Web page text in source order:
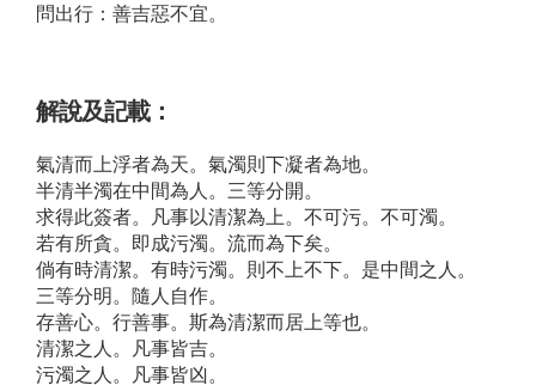
問出行：善吉惡不宜。
解說及記載：
氣清而上浮者為天。氣濁則下凝者為地。
半清半濁在中間為人。三等分開。
求得此簽者。凡事以清潔為上。不可污。不可濁。
若有所貪。即成污濁。流而為下矣。
倘有時清潔。有時污濁。則不上不下。是中間之人。
三等分明。隨人自作。
存善心。行善事。斯為清潔而居上等也。
清潔之人。凡事皆吉。
污濁之人。凡事皆凶。